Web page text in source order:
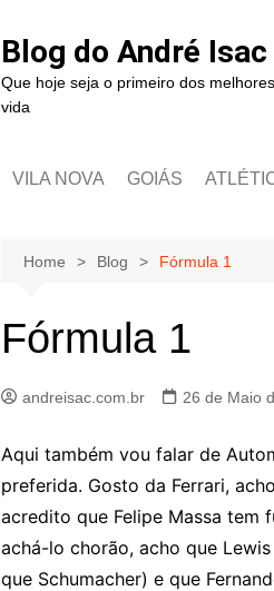
Blog do André Isac
Que hoje seja o primeiro dos
vida
VILA NOVA GOIÁS
Home Blog Fórmula 1
Fórmula 1
andreisac.com.br 26 de Maio
Aqui também vou falar de
preferida. Gosto da Ferrari,
acredito que Felipe Massa tem
achá-lo chorão, acho que
que Schumacher) e que